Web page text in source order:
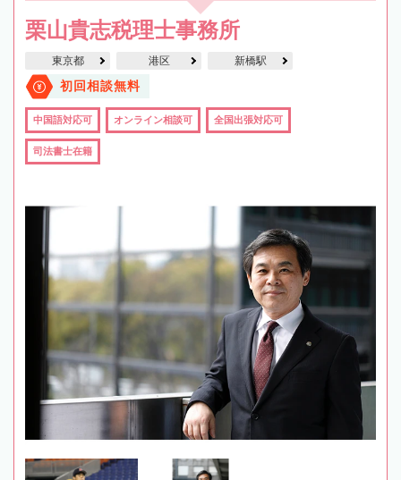
栗山貴志税理士事務所
東京都 港区 新橋駅
初回相談無料
中国語対応可 オンライン相談可 全国出張対応可
司法書士在籍